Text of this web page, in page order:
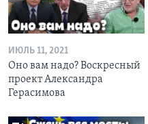
ИЮЛЬ 11, 2021
Оно вам надо? Воскресный
проект Александра
Герасимова